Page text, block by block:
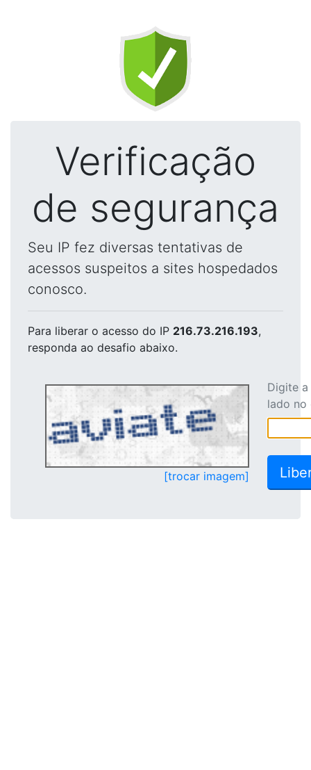
Verificação
de segurança
Seu IP fez diversas tentativas de
acessos suspeitos a sites hospedados
conosco.
Para liberar o acesso do IP 216.73.216.193,
responda ao desafio abaixo.
[trocar imagem]
Digite
lado no